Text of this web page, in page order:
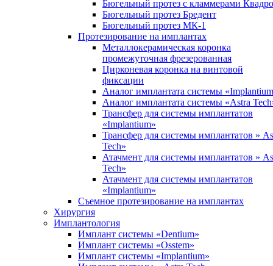
Бюгельный протез с кламмерами
Бюгельный протез Бредент
Бюгельный протез МК-1
Протезирование на имплантах
Металлокерамическая коронка
промежуточная фрезерованная
Цирконевая коронка на винтовой
фиксации
Аналог имплантата системы
Аналог имплантата системы «Astra
Трансфер для системы имплантатов
«Implantium»
Трансфер для системы имплантатов »
Tech»
Атачмент для системы имплантатов »
Tech»
Атачмент для системы имплантатов
«Implantium»
Съемное протезирование на имплантах
Хирургия
Имплантология
Имплант системы «Dentium»
Имплант системы «Osstem»
Имплант системы «Implantium»